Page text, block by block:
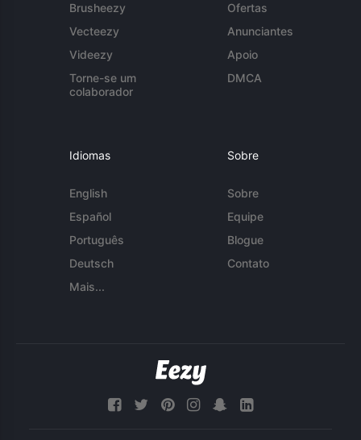
Brusheezy
Vecteezy
Videezy
Torne-se um
colaborador
Ofertas
Anunciantes
Apoio
DMCA
Idiomas
English
Español
Português
Deutsch
Mais...
Sobre
Sobre
Equipe
Blogue
Contato